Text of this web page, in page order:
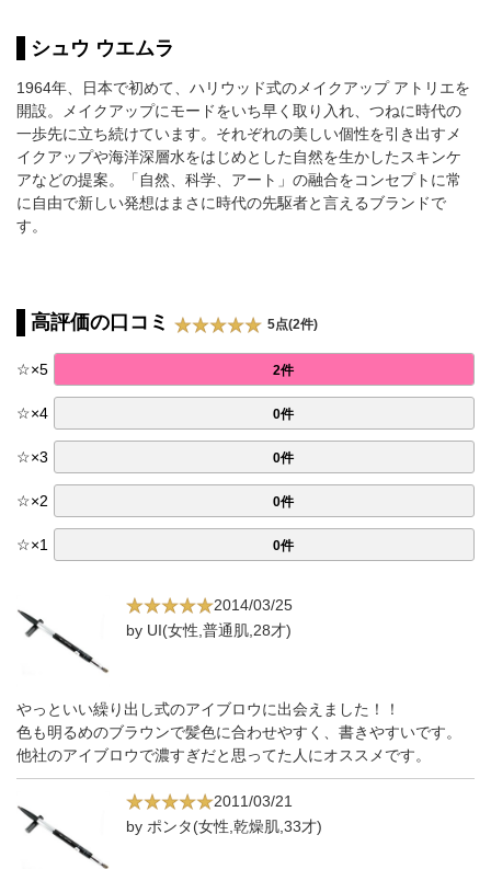
シュウ ウエムラ
1964年、日本で初めて、ハリウッド式のメイクアップ アトリエを
開設。メイクアップにモードをいち早く取り入れ、つねに時代の
一歩先に立ち続けています。それぞれの美しい個性を引き出すメ
イクアップや海洋深層水をはじめとした自然を生かしたスキンケ
アなどの提案。「自然、科学、アート」の融合をコンセプトに常
に自由で新しい発想はまさに時代の先駆者と言えるブランドで
す。
高評価の口コミ 5点(2件)
☆×5 2件
☆×4 0件
☆×3 0件
☆×2 0件
☆×1 0件
2014/03/25
by UI(女性,普通肌,28才)
やっといい繰り出し式のアイブロウに出会えました！！
色も明るめのブラウンで髪色に合わせやすく、書きやすいです。
他社のアイブロウで濃すぎだと思ってた人にオススメです。
2011/03/21
by ポンタ(女性,乾燥肌,33才)